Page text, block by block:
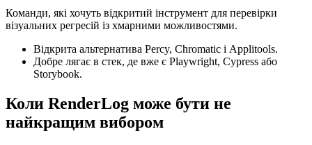
Команди, які хочуть відкритий інструмент для перевірки
візуальних регресій із хмарними можливостями.
Відкрита альтернатива Percy, Chromatic і Applitools.
Добре лягає в стек, де вже є Playwright, Cypress або
Storybook.
Коли RenderLog може бути не
найкращим вибором